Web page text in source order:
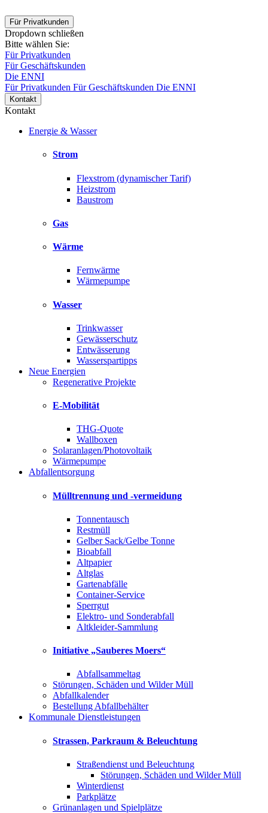
Für Privatkunden
Dropdown schließen
Bitte wählen Sie:
Für Privatkunden
Für Geschäftskunden
Die ENNI
Für Privatkunden Für Geschäftskunden Die ENNI
Kontakt
Kontakt
Energie & Wasser
Strom
Flexstrom (dynamischer Tarif)
Heizstrom
Baustrom
Gas
Wärme
Fernwärme
Wärmepumpe
Wasser
Trinkwasser
Gewässerschutz
Entwässerung
Wasserspartipps
Neue Energien
Regenerative Projekte
E-Mobilität
THG-Quote
Wallboxen
Solaranlagen/Photovoltaik
Wärmepumpe
Abfallentsorgung
Mülltrennung und -vermeidung
Tonnentausch
Restmüll
Gelber Sack/Gelbe Tonne
Bioabfall
Altpapier
Altglas
Gartenabfälle
Container-Service
Sperrgut
Elektro- und Sonderabfall
Altkleider-Sammlung
Initiative „Sauberes Moers“
Abfallsammeltag
Störungen, Schäden und Wilder Müll
Abfallkalender
Bestellung Abfallbehälter
Kommunale Dienstleistungen
Strassen, Parkraum & Beleuchtung
Straßendienst und Beleuchtung
Störungen, Schäden und Wilder Müll
Winterdienst
Parkplätze
Grünanlagen und Spielplätze